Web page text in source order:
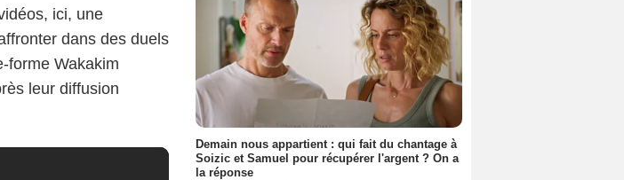
ici, une
dans des duels
forme Wakakim
leur diffusion
Demain nous appartient : qui fait du chantage à
Soizic et Samuel pour récupérer l'argent ? On a
la réponse